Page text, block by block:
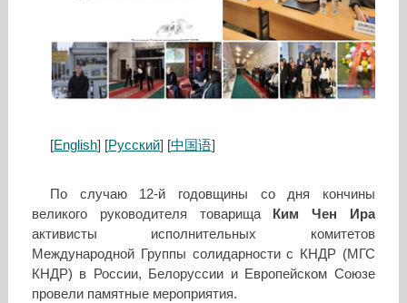
[English] [Русский] [中国语]
По случаю 12-й годовщины со дня кончины
великого руководителя товарища
Ким Чен Ира
активисты исполнительных комитетов
Международной Группы солидарности с КНДР (МГС
КНДР) в России, Белоруссии и Европейском Союзе
провели памятные мероприятия.